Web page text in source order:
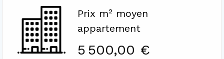
Prix m² moyen
appartement
5 500,00 €